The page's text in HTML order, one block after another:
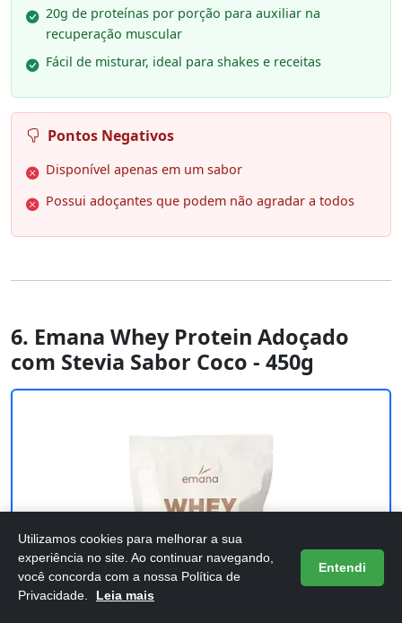
20g de proteínas por porção para auxiliar na
recuperação muscular
Fácil de misturar, ideal para shakes e receitas
Pontos Negativos
Disponível apenas em um sabor
Possui adoçantes que podem não agradar a todos
6. Emana Whey Protein Adoçado
com Stevia Sabor Coco - 450g
Utilizamos cookies para melhorar a sua
experiência no site. Ao continuar navegando,
você concorda com a nossa Política de
Privacidade.
Leia mais
Entendi